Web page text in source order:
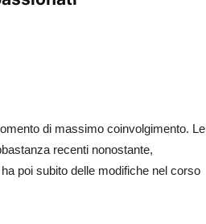
di massimo coinvolgimento. Le
recenti nonostante,
poi subito delle modifiche nel corso